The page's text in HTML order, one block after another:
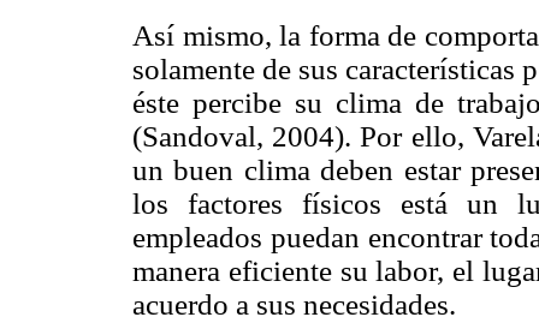
Así mismo, la forma de
solamente de sus características
éste percibe su clima de
(Sandoval, 2004). Por ello,
un buen clima deben estar
los factores físicos está un
empleados puedan encontrar
manera eficiente su labor, el
acuerdo a sus necesidades.